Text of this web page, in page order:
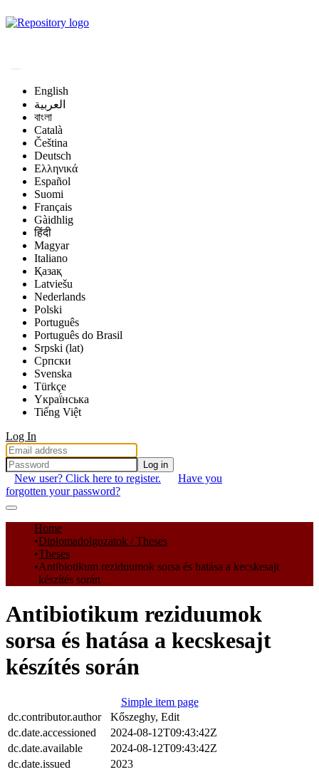
English
العربية
বাংলা
Català
Čeština
Deutsch
Ελληνικά
Español
Suomi
Français
Gàidhlig
हिंदी
Magyar
Italiano
Қазақ
Latviešu
Nederlands
Polski
Português
Português do Brasil
Srpski (lat)
Српски
Svenska
Türkçe
Yкраї́нська
Tiếng Việt
Log In
Log in
New user? Click here to register.
Have you
forgotten your password?
Communities & Collections
All of DSpace
Statistics
Home
Diplomadolgozatok / Theses
Theses
Antibiotikum reziduumok sorsa és hatása a kecskesajt
készítés során
Antibiotikum reziduumok
sorsa és hatása a kecskesajt
készítés során
Simple item page
dc.contributor.author
Kőszeghy, Edit
dc.date.accessioned
2024-08-12T09:43:42Z
dc.date.available
2024-08-12T09:43:42Z
dc.date.issued
2023